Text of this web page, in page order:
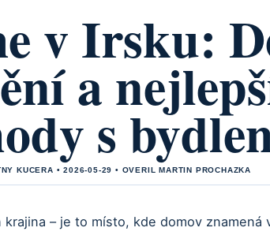
v Irsku:
a
s
KUCERA • 2026-05-29 • OVERIL MARTIN PROCHAZKA
krajina – je to místo, kde domov znamená